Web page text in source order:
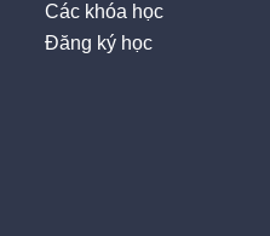
Các khóa học
Đăng ký học